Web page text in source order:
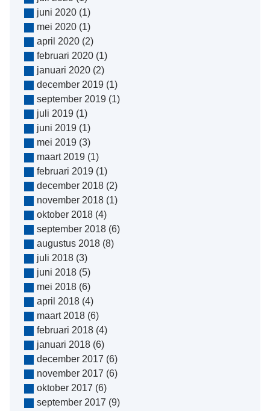
juni 2020(1)
mei 2020(1)
april 2020(2)
februari 2020(1)
januari 2020(2)
december 2019(1)
september 2019(1)
juli 2019(1)
juni 2019(1)
mei 2019(3)
maart 2019(1)
februari 2019(1)
december 2018(2)
november 2018(1)
oktober 2018(4)
september 2018(6)
augustus 2018(8)
juli 2018(3)
juni 2018(5)
mei 2018(6)
april 2018(4)
maart 2018(6)
februari 2018(4)
januari 2018(6)
december 2017 (6)
november 2017 (6)
oktober 2017 (6)
september 2017 (9)